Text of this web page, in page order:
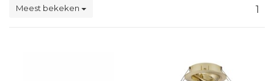
Meest bekeken 1